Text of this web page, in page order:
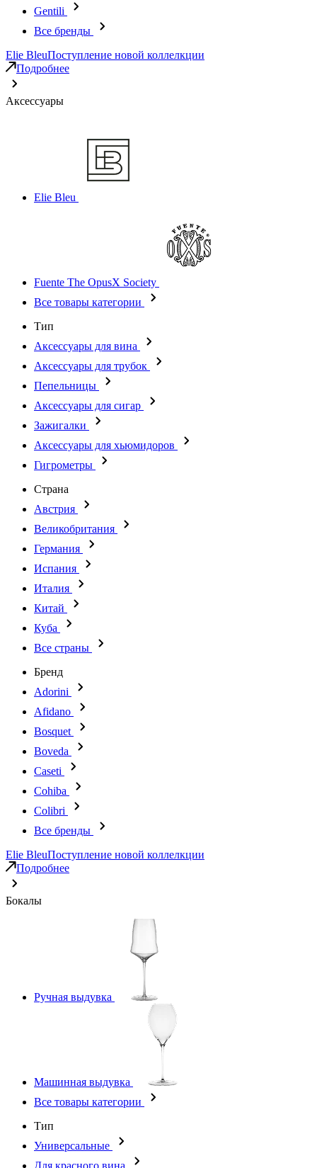
Gentili
Все бренды
Elie BleuПоступление новой коллелкции
Подробнее
Аксессуары
Elie Bleu
Fuente The OpusX Society
Все товары категории
Тип
Аксессуары для вина
Аксессуары для трубок
Пепельницы
Аксессуары для сигар
Зажигалки
Аксессуары для хьюмидоров
Гигрометры
Страна
Австрия
Великобритания
Германия
Испания
Италия
Китай
Куба
Все страны
Бренд
Adorini
Afidano
Bosquet
Boveda
Caseti
Cohiba
Colibri
Все бренды
Elie BleuПоступление новой коллелкции
Подробнее
Бокалы
Ручная выдувка
Машинная выдувка
Все товары категории
Тип
Универсальные
Для красного вина